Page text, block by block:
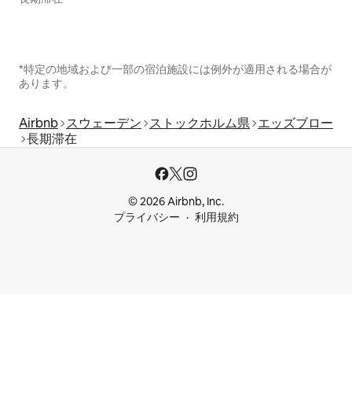
*特定の地域および一部の宿泊施設には例外が適用される場合が
あります。
Airbnb スウェーデン ストックホルム県 エッズブロー
長期滞在
© 2026 Airbnb, Inc.
プライバシー
利用規約